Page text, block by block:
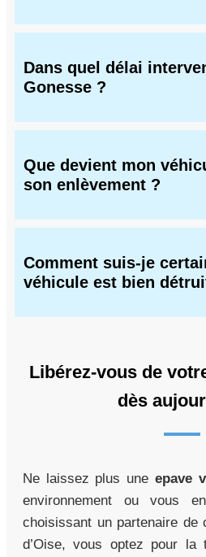
Dans quel délai
Gonesse ?
Que devient mon
son enlèvement ?
Comment suis-je
véhicule est bien
Libérez-vous de
dès
Ne laissez plus une epave
environnement ou vous
choisissant un partenaire de
d’Oise, vous optez pour la